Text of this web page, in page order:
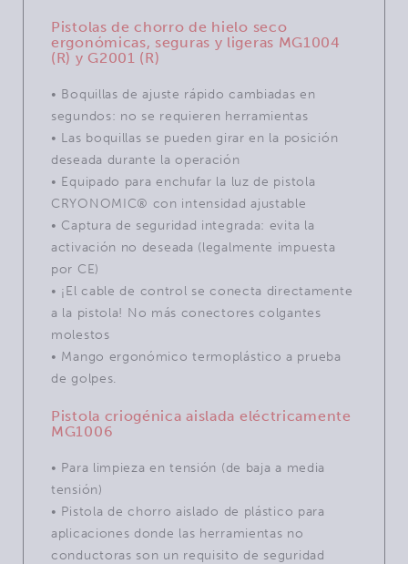
Pistolas de chorro de hielo seco
ergonómicas, seguras y ligeras MG1004
(R) y G2001 (R)
• Boquillas de ajuste rápido cambiadas en
segundos: no se requieren herramientas
• Las boquillas se pueden girar en la posición
deseada durante la operación
• Equipado para enchufar la luz de pistola
CRYONOMIC® con intensidad ajustable
• Captura de seguridad integrada: evita la
activación no deseada (legalmente impuesta
por CE)
• ¡El cable de control se conecta directamente
a la pistola! No más conectores colgantes
molestos
• Mango ergonómico termoplástico a prueba
de golpes.
Pistola criogénica aislada eléctricamente
MG1006
• Para limpieza en tensión (de baja a media
tensión)
• Pistola de chorro aislado de plástico para
aplicaciones donde las herramientas no
conductoras son un requisito de seguridad